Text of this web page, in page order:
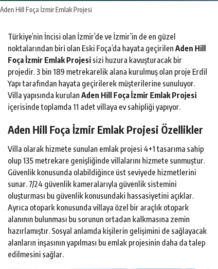
Aden Hill Foça İzmir Emlak Projesi
Türkiye’nin İncisi olan İzmir’de ve İzmir’in de en güzel
noktalarından biri olan Eski Foça’da hayata geçirilen Aden Hill
Foça İzmir Emlak Projesi sizi huzura kavuşturacak bir
projedir. 3 bin 189 metrekarelik alana kurulmuş olan proje Erdil
Yapı tarafından hayata geçirilerek müşterilerine sunuluyor.
Villa yapısında kurulan Aden Hill Foça İzmir Emlak Projesi
içerisinde toplamda 11 adet villaya ev sahipliği yapıyor.
Aden Hill Foça İzmir Emlak Projesi Özellikler
Villa olarak hizmete sunulan emlak projesi 4+1 tasarıma sahip
olup 135 metrekare genişliğinde villalarını hizmete sunmuştur.
Güvenlik konusunda olabildiğince üst seviyede hizmetlerini
sunar. 7/24 güvenlik kameralarıyla güvenlik sistemini
oluşturması bu güvenlik konusundaki hassasiyetini açıklar.
Ayrıca otopark konusunda villaya özel bir araçlık otopark
alanının bulunması bu sorunun ortadan kalkmasına zemin
hazırlamıştır. Sosyal anlamda kişilerin gelişimini de sağlayacak
alanların inşasının yapılması bu emlak projesinin daha da talep
edilmesini sağlar.